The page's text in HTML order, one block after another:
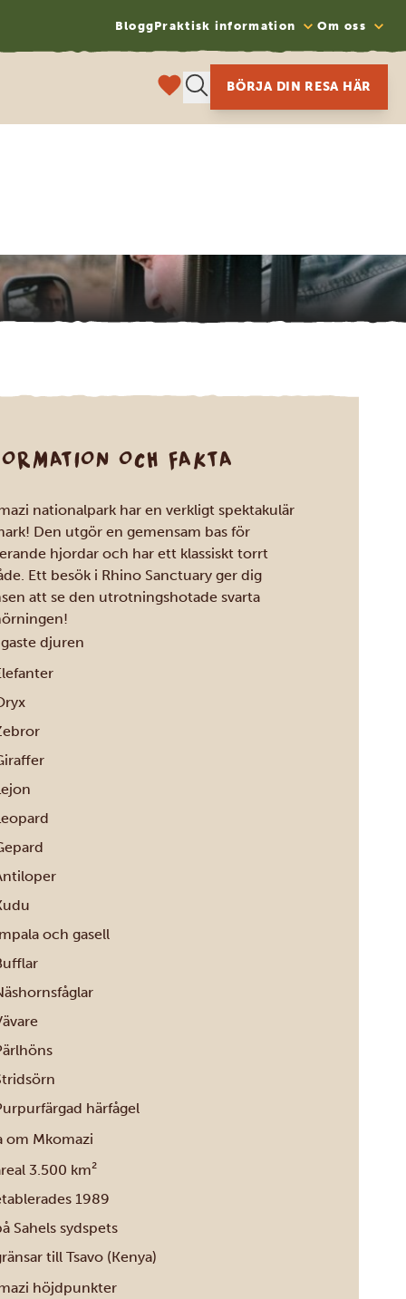
BloggPraktisk information Om oss
BÖRJA DIN RESA HÄR
OCH FAKTA
nationalpark har en verkligt spektakulär
Den utgör en gemensam bas för
hjordar och har ett klassiskt torrt
Ett besök i Rhino Sanctuary ger dig
att se den utrotningshotade svarta
djuren
och gasell
härfågel
om Mkomazi
3.500 km²
1989
Sahels sydspets
till Tsavo (Kenya)
höjdpunkter